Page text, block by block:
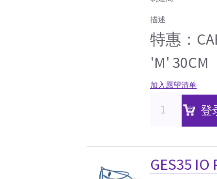
描述
特惠：
'M' 30CM
加入愿望清单
登
GES35 IO